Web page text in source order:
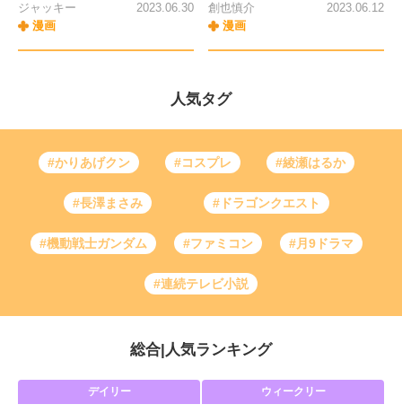
ジャッキー
漫画
2023.06.30
創也慎介
漫画
2023.06.12
人気タグ
#かりあげクン #コスプレ #綾瀬はるか
#長澤まさみ #ドラゴンクエスト
#機動戦士ガンダム #ファミコン #月9ドラマ
#連続テレビ小説
総合 人気ランキング
デイリー ウィークリー